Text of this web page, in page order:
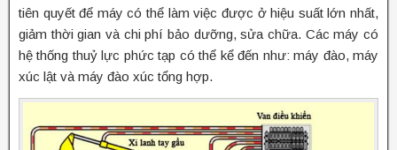
tiên quyết để máy có thể làm việc được ở hiệu suất lớn nhất,
giảm thời gian và chi phí bảo dưỡng, sửa chữa. Các máy có
hệ thống thuỷ lực phức tạp có thể kể đến như: máy đào, máy
xúc lật và máy đào xúc tổng hợp.